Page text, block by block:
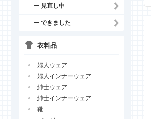
ー 見直し中
ー できました
衣料品
婦人ウェア
婦人インナーウェア
紳士ウェア
紳士インナーウェア
靴